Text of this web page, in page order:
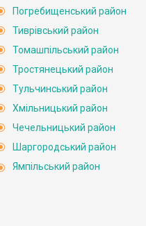
Погребищенський район
Тиврівський район
Томашпільський район
Тростянецький район
Тульчинський район
Хмільницький район
Чечельницький район
Шаргородський район
Ямпільський район